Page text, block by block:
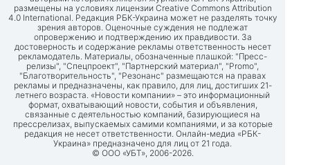
размещены на условиях лицензии Creative Commons Attribution
4.0 International. Редакция РБК-Украина может не разделять точку
зрения авторов. Оценочные суждения не подлежат
опровержению и подтверждению их правдивости. За
достоверность и содержание рекламы ответственность несет
рекламодатель. Материалы, обозначенные плашкой: "Пресс-
релизы", "Спецпроект", "Партнерский материал", "Promo",
"Благотворительность", "Резонанс" размещаются на правах
рекламы и предназначены, как правило, для лиц, достигших 21-
летнего возраста. «Новости компании» – это информационный
формат, охватывающий новости, события и объявления,
связанные с деятельностью компаний, базирующиеся на
прессрелизах, выпускаемых самими компаниями, и за которые
редакция не несет ответственности. Онлайн-медиа «РБК-
Украина» предназначено для лиц от 21 года.
© ООО «УБТ», 2006-2026.